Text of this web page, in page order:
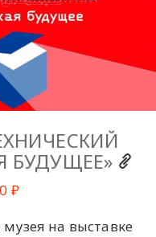
БУДУЩЕЕ»
₽
на выставке